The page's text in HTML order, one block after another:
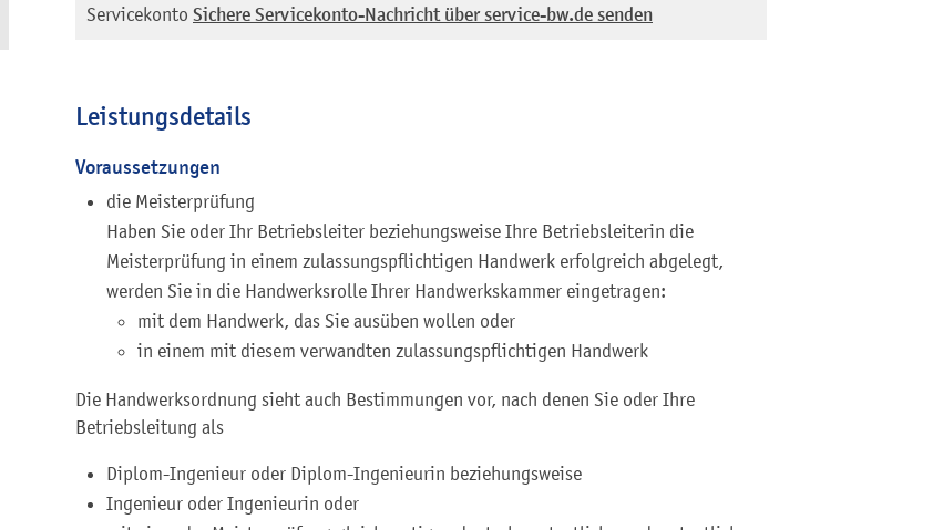
Servicekonto Sichere Servicekonto-Nachricht über service-bw.de senden
Leistungsdetails
Voraussetzungen
die Meisterprüfung
Haben Sie oder Ihr Betriebsleiter beziehungsweise Ihre Betriebsleiterin die
Meisterprüfung in einem zulassungspflichtigen Handwerk erfolgreich abgelegt,
werden Sie in die Handwerksrolle Ihrer Handwerkskammer eingetragen:
mit dem Handwerk, das Sie ausüben wollen oder
in einem mit diesem verwandten zulassungspflichtigen Handwerk
Die Handwerksordnung sieht auch Bestimmungen vor, nach denen Sie oder Ihre
Betriebsleitung als
Diplom-Ingenieur oder Diplom-Ingenieurin beziehungsweise
Ingenieur oder Ingenieurin oder